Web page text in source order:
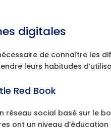
digitales
de connaître les
leurs habitudes
Red Book
réseau social basé sur le
ont un niveau